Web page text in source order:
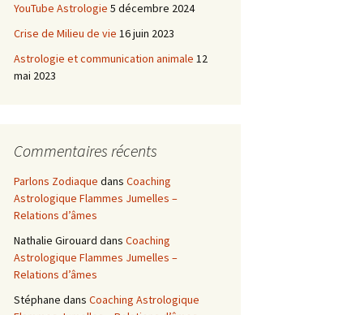
YouTube Astrologie 5 décembre 2024
Crise de Milieu de vie 16 juin 2023
Astrologie et communication animale 12
mai 2023
Commentaires récents
Parlons Zodiaque dans Coaching
Astrologique Flammes Jumelles –
Relations d’âmes
Nathalie Girouard dans Coaching
Astrologique Flammes Jumelles –
Relations d’âmes
Stéphane dans Coaching Astrologique